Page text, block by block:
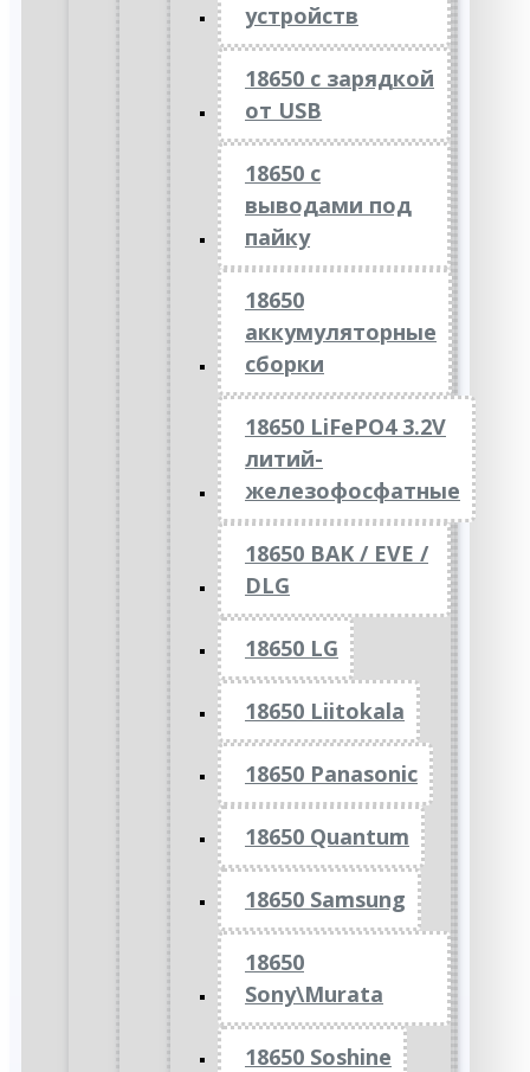
устройств
18650 с зарядкой
от USB
18650 с
выводами под
пайку
18650
аккумуляторные
сборки
18650 LiFePO4 3.2V
литий-
железофосфатные
18650 BAK / EVE /
DLG
18650 LG
18650 Liitokala
18650 Panasonic
18650 Quantum
18650 Samsung
18650
Sony\Murata
18650 Soshine